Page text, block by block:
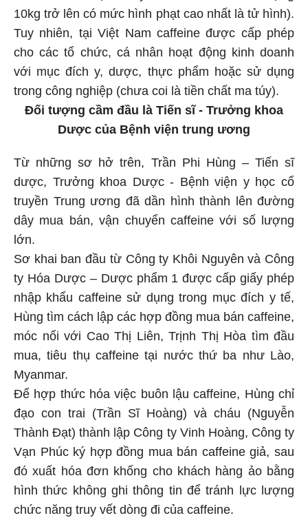
10kg trở lên có mức hình phạt cao nhất là tử hình).
Tuy nhiên, tại Việt Nam caffeine được cấp phép
cho các tổ chức, cá nhân hoạt động kinh doanh
với mục đích y, dược, thực phẩm hoặc sử dụng
trong công nghiệp (chưa coi là tiền chất ma túy).
Đối tượng cầm đầu là Tiến sĩ - Trưởng khoa
Dược của Bệnh viện trung ương
Từ những sơ hở trên, Trần Phi Hùng – Tiến sĩ
dược, Trưởng khoa Dược - Bệnh viện y học cổ
truyền Trung ương đã dần hình thành lên đường
dây mua bán, vận chuyển caffeine với số lượng
lớn.
Sơ khai ban đầu từ Công ty Khôi Nguyên và Công
ty Hóa Dược – Dược phẩm 1 được cấp giấy phép
nhập khẩu caffeine sử dụng trong mục đích y tế,
Hùng tìm cách lập các hợp đồng mua bán caffeine,
móc nối với Cao Thị Liên, Trịnh Thị Hòa tìm đầu
mua, tiêu thụ caffeine tại nước thứ ba như Lào,
Myanmar.
Để hợp thức hóa việc buôn lậu caffeine, Hùng chỉ
đạo con trai (Trần Sĩ Hoàng) và cháu (Nguyễn
Thành Đạt) thành lập Công ty Vinh Hoàng, Công ty
Vạn Phúc ký hợp đồng mua bán caffeine giả, sau
đó xuất hóa đơn khống cho khách hàng ảo bằng
hình thức không ghi thông tin để tránh lực lượng
chức năng truy vết dòng đi của caffeine.